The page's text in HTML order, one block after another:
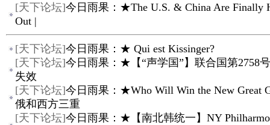
[天下论坛]今日雨果：★The U.S. & China Are Finally
Out |
[天下论坛]今日雨果：★ Qui est Kissinger?
[天下论坛]今日雨果：★【“声学国”】联合国第2758
失效
[天下论坛]今日雨果：★Who Will Win the New Great
俄和西方三重
[天下论坛]今日雨果：★【南北韩统一】NY